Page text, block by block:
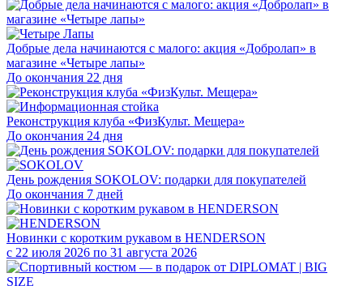
Добрые дела начинаются с малого: акция «Добролап» в
магазине «Четыре лапы»
До окончания 22 дня
Реконструкция клуба «ФизКульт. Мещера»
До окончания 24 дня
День рождения SOKOLOV: подарки для покупателей
До окончания 7 дней
Новинки с коротким рукавом в HENDERSON
с 22 июля 2026 по 31 августа 2026